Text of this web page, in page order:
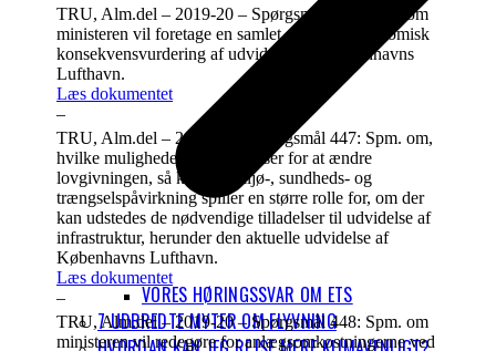
VORES HØRINGSSVAR OM ETS
7 UDBREDTE MYTER OM FLYVNING
TRU, Alm.del – 2019-20 – Spørgsmål 446: Spm. om
ministeren vil foretage en samlet samfundsøkonomisk
konsekvensvurdering af udvidelsen af Københavns
Lufthavn.
Læs dokumentet
–
TRU, Alm.del – 2019-20 – Spørgsmål 447: Spm. om,
hvilke muligheder ministeren ser for at ændre
lovgivningen, så klima-, miljø-, sundheds- og
trængselspåvirkning spiller en større rolle for, om der
kan udstedes de nødvendige tilladelser til udvidelse af
infrastruktur, herunder den aktuelle udvidelse af
Københavns Lufthavn.
Læs dokumentet
–
TRU, Alm.del – 2019-20 – Spørgsmål 448: Spm. om
ministeren vil redegøre for anlægsomkostningerne ved